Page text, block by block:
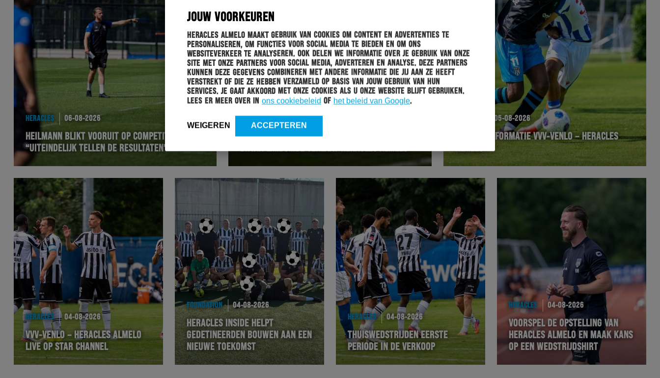
JOUW VOORKEUREN
Heracles Almelo maakt gebruik van cookies om content en advertenties te
personaliseren, om functies voor social media te bieden en om ons
websiteverkeer te analyseren. Ook delen we informatie over je gebruik van onze
site met onze partners voor social media, adverteren en analyse. Deze partners
kunnen deze gegevens combineren met andere informatie die jij aan ze heeft
verstrekt of die ze hebben verzameld op basis van jouw gebruik van hun
services. Je gaat akkoord met onze cookies als u onze website blijft gebruiken.
Lees er meer over in ons cookiebeleid of het beleid van Google.
WEIGEREN ACCEPTEREN
HERACLES 06-08-2026
HEILMANN BLIKT VOORUIT OP COMPETITIESTART:
“UITEINDELIJK TELLEN DE RESULTATEN”
HERACLES 06-08-2026
BRYAN LIMBOMBE VERLAAT HERACLES ALMELO
05-08-2026
VERTREKINFORMATIE VVV-VENLO – HERACLES
ALMELO
HERACLES 04-08-2026
VVV-VENLO – HERACLES ALMELO
LIVE OP STAR CHANNEL
FOUNDATION 04-08-2026
HERACLES INSIDE HELPT
GEDETINEERDEN BOUWEN AAN EEN
NIEUWE TOEKOMST
HERACLES 04-08-2026
THUISWEDSTRIJDEN EERSTE
PERIODE IN DE VERKOOP
HERACLES 04-08-2026
VOORSPEL DE OPSTELLING VAN
HERACLES ALMELO EN MAAK KANS
OP EEN WEDSTRIJDSHIRT